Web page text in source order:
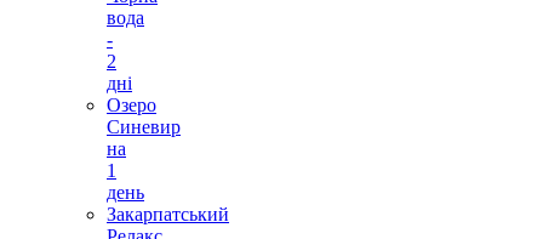
вода
-
2
дні
Озеро
Синевир
на
1
день
Закарпатський